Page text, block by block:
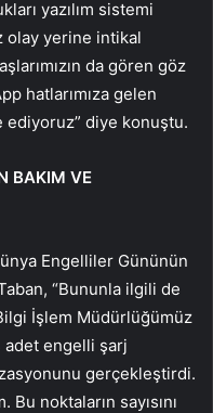
yazılım sistemi
olay yerine intikal
da gören göz
hatlarımıza gelen
ediyoruz” diye konuştu.
BAKIM VE
Engelliler Gününün
“Bununla ilgili de
İşlem Müdürlüğümüz
engelli şarj
gerçekleştirdi.
noktaların sayısını